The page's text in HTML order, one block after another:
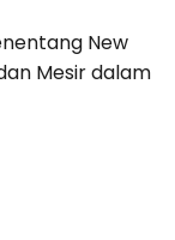
New
Mesir dalam